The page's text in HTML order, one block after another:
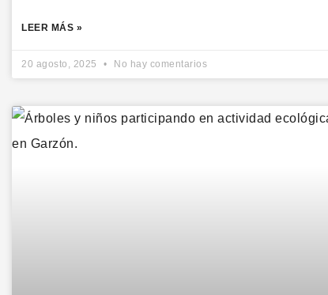
LEER MÁS »
20 agosto, 2025 No hay comentarios